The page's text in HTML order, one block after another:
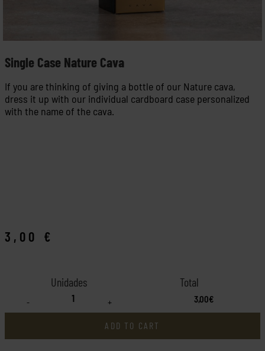
Single Case Nature Cava
If you are thinking of giving a bottle of our Nature cava,
dress it up with our individual cardboard case personalized
with the name of the cava.
3,00 €
- + 3,00€
ADD TO CART